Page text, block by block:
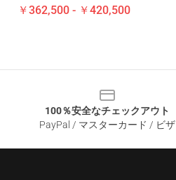
￥362,500 - ￥420,500
100％安全なチェックアウト
PayPal / マスターカード / ビザ